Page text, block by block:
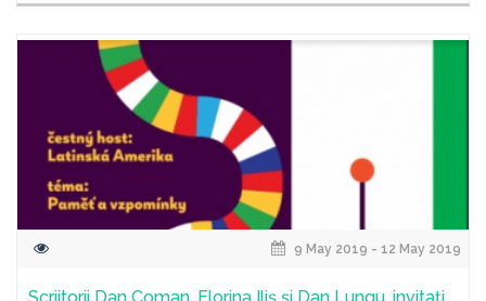
9 May 2019 - 12 May 2019